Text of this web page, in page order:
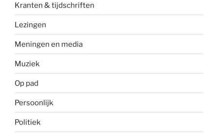
Kranten & tijdschriften
Lezingen
Meningen en media
Muziek
Op pad
Persoonlijk
Politiek